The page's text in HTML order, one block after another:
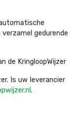
gedurende
de KringloopWijzer
Is uw leverancier
.